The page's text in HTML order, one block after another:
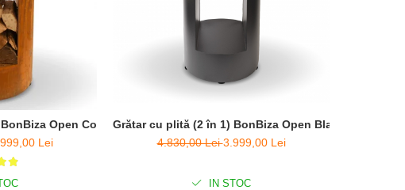
Open Corten - D 80cm x H 100cm
Lei
Grătar cu plită (2 în 1) BonBiza Open Black - D 80cm
4.830,00 Lei3.999,00 Lei
IN STOC